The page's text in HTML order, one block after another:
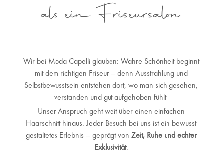
als ein Friseursalon
Wir bei Moda Capelli glauben: Wahre Schönheit beginnt
mit dem richtigen Friseur – denn Ausstrahlung und
Selbstbewusstsein entstehen dort, wo man sich gesehen,
verstanden und gut aufgehoben fühlt.
Unser Anspruch geht weit über einen einfachen
Haarschnitt hinaus. Jeder Besuch bei uns ist ein bewusst
gestaltetes Erlebnis – geprägt von Zeit, Ruhe und echter
Exklusivität.